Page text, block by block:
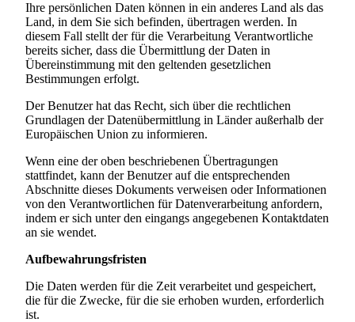
Ihre persönlichen Daten können in ein anderes Land als das
Land, in dem Sie sich befinden, übertragen werden. In
diesem Fall stellt der für die Verarbeitung Verantwortliche
bereits sicher, dass die Übermittlung der Daten in
Übereinstimmung mit den geltenden gesetzlichen
Bestimmungen erfolgt.
Der Benutzer hat das Recht, sich über die rechtlichen
Grundlagen der Datenübermittlung in Länder außerhalb der
Europäischen Union zu informieren.
Wenn eine der oben beschriebenen Übertragungen
stattfindet, kann der Benutzer auf die entsprechenden
Abschnitte dieses Dokuments verweisen oder Informationen
von den Verantwortlichen für Datenverarbeitung anfordern,
indem er sich unter den eingangs angegebenen Kontaktdaten
an sie wendet.
Aufbewahrungsfristen
Die Daten werden für die Zeit verarbeitet und gespeichert,
die für die Zwecke, für die sie erhoben wurden, erforderlich
ist.